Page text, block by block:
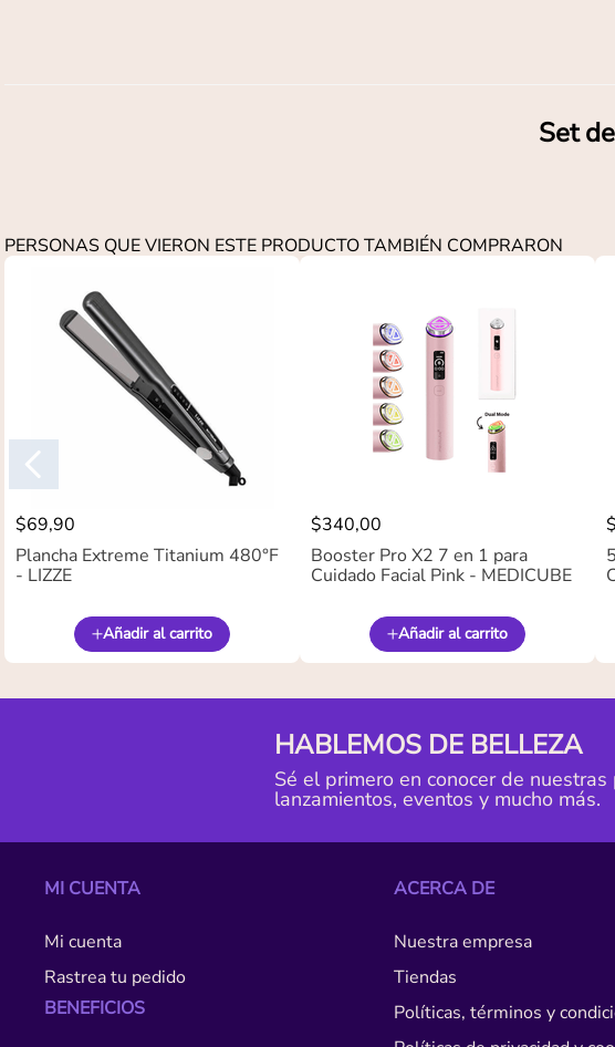
Set
PERSONAS QUE VIERON ESTE PRODUCTO TAMBIÉN COMPRARON
$69,90
Plancha Extreme Titanium 480°F
- LIZZE
Añadir al carrito
$340,00
Booster Pro X2 7 en 1 para
Cuidado Facial Pink - MEDICUBE
Añadir al carrito
$
HABLEMOS DE BELLEZA
Sé el primero en conocer de nuestras
lanzamientos, eventos y mucho más.
MI CUENTA
Mi cuenta
Rastrea tu pedido
BENEFICIOS
ACERCA DE
Nuestra empresa
Tiendas
Políticas, términos y